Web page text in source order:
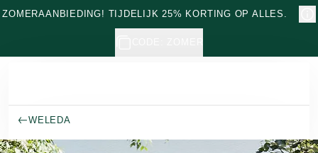
Naar hoofdinhoud gaan
ZOMERAANBIEDING! TIJDELIJK 25% KORTING OP ALLES.
WELEDA